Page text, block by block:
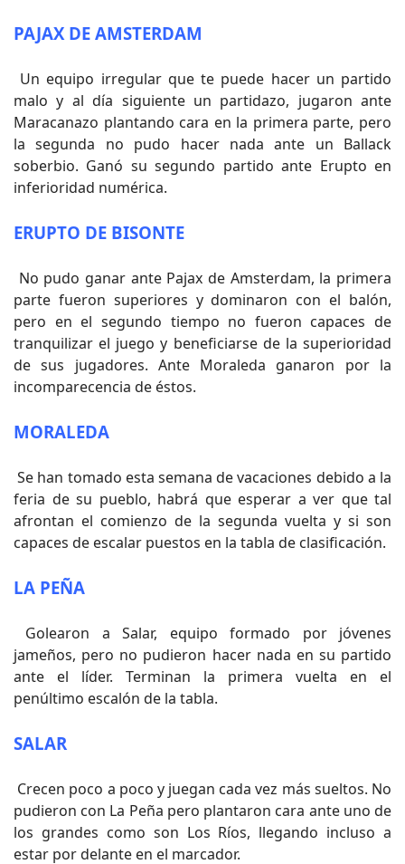
PAJAX DE AMSTERDAM
Un equipo irregular que te puede hacer un partido
malo y al día siguiente un partidazo, jugaron ante
Maracanazo plantando cara en la primera parte, pero
la segunda no pudo hacer nada ante un Ballack
soberbio. Ganó su segundo partido ante Erupto en
inferioridad numérica.
ERUPTO DE BISONTE
No pudo ganar ante Pajax de Amsterdam, la primera
parte fueron superiores y dominaron con el balón,
pero en el segundo tiempo no fueron capaces de
tranquilizar el juego y beneficiarse de la superioridad
de sus jugadores. Ante Moraleda ganaron por la
incomparecencia de éstos.
MORALEDA
Se han tomado esta semana de vacaciones debido a la
feria de su pueblo, habrá que esperar a ver que tal
afrontan el comienzo de la segunda vuelta y si son
capaces de escalar puestos en la tabla de clasificación.
LA PEÑA
Golearon a Salar, equipo formado por jóvenes
jameños, pero no pudieron hacer nada en su partido
ante el líder. Terminan la primera vuelta en el
penúltimo escalón de la tabla.
SALAR
Crecen poco a poco y juegan cada vez más sueltos. No
pudieron con La Peña pero plantaron cara ante uno de
los grandes como son Los Ríos, llegando incluso a
estar por delante en el marcador.